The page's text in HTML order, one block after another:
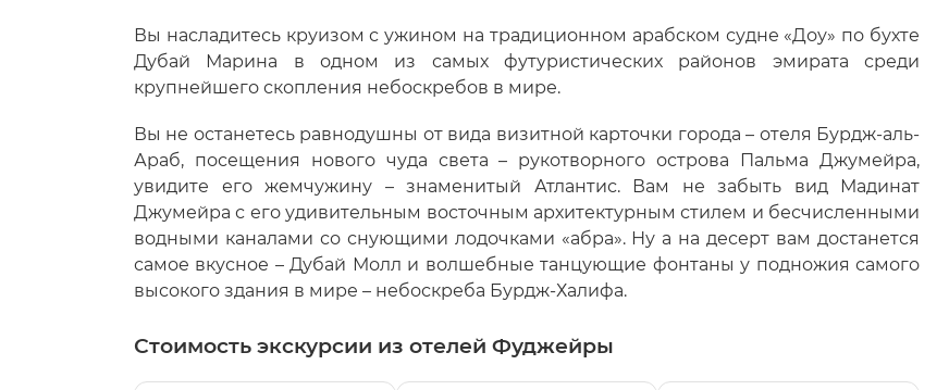
Вы насладитесь круизом с ужином на традиционном арабском судне «Доу» по бухте
Дубай Марина в одном из самых футуристических районов эмирата среди
крупнейшего скопления небоскребов в мире.
Вы не останетесь равнодушны от вида визитной карточки города – отеля Бурдж-аль-
Араб, посещения нового чуда света – рукотворного острова Пальма Джумейра,
увидите его жемчужину – знаменитый Атлантис. Вам не забыть вид Мадинат
Джумейра с его удивительным восточным архитектурным стилем и бесчисленными
водными каналами со снующими лодочками «абра». Ну а на десерт вам достанется
самое вкусное – Дубай Молл и волшебные танцующие фонтаны у подножия самого
высокого здания в мире – небоскреба Бурдж-Халифа.
Стоимость экскурсии из отелей Фуджейры